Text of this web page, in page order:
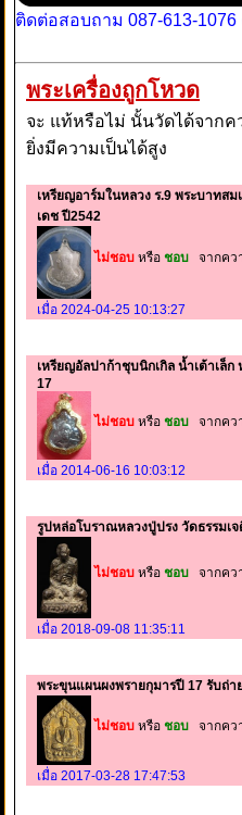
ติดต่อสอบถาม 087-613-
พระเครื่องถูกโหวด
จะ แท้หรือไม่ นั้นวัดได้จากค
ยิ่งมีความเป็นได้สูง
เหรียญอาร์มในหลวง ร.9 พระบาทส
เดช ปี2542
ไม่ชอบ หรือ ชอบ จากคว
เมื่อ 2024-04-25 10:13:27
เหรียญอัลปาก้าชุบนิกเกิล น้ำเต้าเล็
17
ไม่ชอบ หรือ ชอบ จากคว
เมื่อ 2014-06-16 10:03:12
รูปหล่อโบราณหลวงปู่ปรง วัดธรรมเ
ไม่ชอบ หรือ ชอบ จากคว
เมื่อ 2018-09-08 11:35:11
พระขุนแผนผงพรายกุมารปี 17 รับถ่
ไม่ชอบ หรือ ชอบ จากคว
เมื่อ 2017-03-28 17:47:53